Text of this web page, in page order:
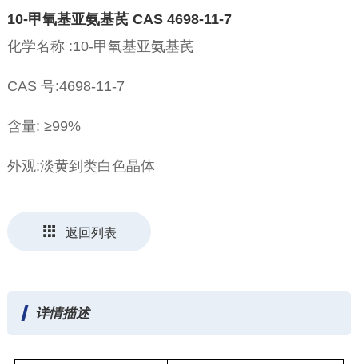
10-甲氧基亚氨基芪 CAS 4698-11-7
化学名称 :10-甲氧基亚氨基芪
CAS 号:4698-11-7
含量: ≥99%
外观:淡黄到类白色晶体
返回列表
详情描述